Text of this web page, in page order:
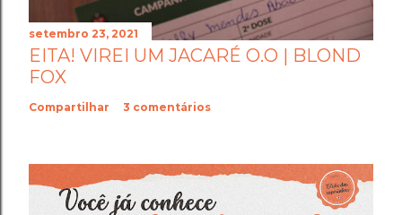
setembro 23, 2021
EITA! VIREI UM JACARÉ O.O | BLOND
FOX
Compartilhar 3 comentários